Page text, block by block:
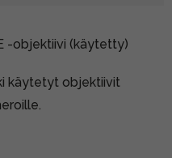
-objektiivi (käytetty)
käytetyt objektiivit